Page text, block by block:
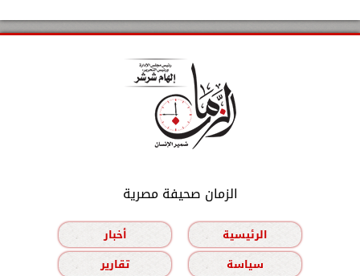
الزمان صحيفة مصرية
الرئيسية
أخبار
سياسة
تقارير